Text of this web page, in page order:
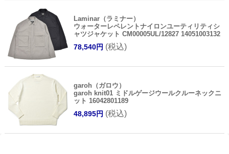
Laminar（ラミナー）
ウォーターレペレントナイロンユーティリティシ
ャツジャケット CM00005UL/12827 14051003132
78,540円 (税込)
garoh（ガロウ）
garoh knit01 ミドルゲージウールクルーネックニ
ット 16042801189
48,895円 (税込)